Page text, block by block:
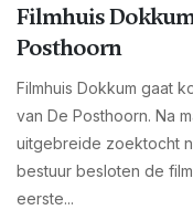
Filmhuis
Posthoorn
Filmhuis Dokkum gaat
van De Posthoorn. Na
uitgebreide zoektocht
bestuur besloten de
eerste...